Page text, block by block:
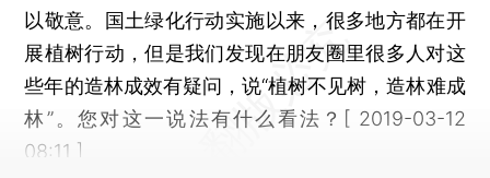
以敬意。国土绿化行动实施以来，很多地方都在开
展植树行动，但是我们发现在朋友圈里很多人对这
些年的造林成效有疑问，说“植树不见树，造林难成
林”。您对这一说法有什么看法？[ 2019-03-12
08:11 ]